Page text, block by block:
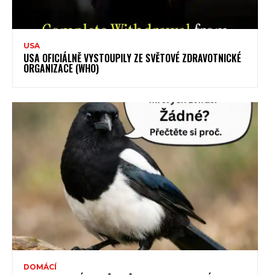
USA
USA OFICIÁLNĚ VYSTOUPILY ZE SVĚTOVÉ ZDRAVOTNICKÉ
ORGANIZACE (WHO)
DOMÁCÍ